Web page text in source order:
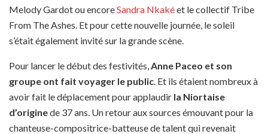
Melody Gardot ou encoreSandra Nkakéet le collectif Tribe
From The Ashes. Et pour cette nouvelle journée, le soleil
s’était également invité sur la grande scène.
Pour lancer le début des festivités,Anne Paceo et son
groupe ont fait voyager le public. Et ils étaient nombreux à
avoir fait le déplacement pour applaudir la Niortaise
d’originede 37 ans. Un retour aux sources émouvant pour la
chanteuse-compositrice-batteuse de talent qui revenait